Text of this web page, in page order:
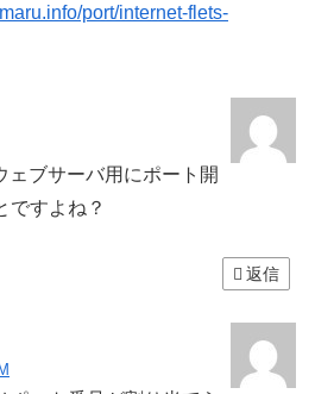
port/internet-flets-
ェブサーバ用にポート開
ですよね？
返信